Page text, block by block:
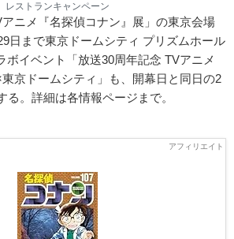
レストランキャンペーン
アニメ『名探偵コナン』展」の東京会場
日まで東京ドームシティ プリズムホール
ボイベント「放送30周年記念 TVアニメ
東京ドームシティ」も、開幕日と同日の2
る。詳細は各情報ページまで。